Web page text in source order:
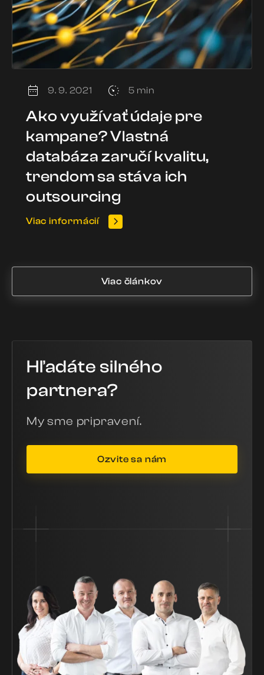
9. 9. 2021 5 min
Ako využívať údaje pre
kampane? Vlastná
databáza zaručí kvalitu,
trendom sa stáva ich
outsourcing
Viac informácií
Viac článkov
Hľadáte silného
partnera?
My sme pripravení.
Ozvite sa nám